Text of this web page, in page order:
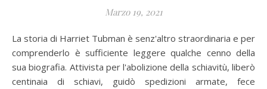
Marzo 19, 2021
La storia di Harriet Tubman è senz'altro straordinaria e per
comprenderlo è sufficiente leggere qualche cenno della
sua biografia. Attivista per l'abolizione della schiavitù, liberò
centinaia di schiavi, guidò spedizioni armate, fece